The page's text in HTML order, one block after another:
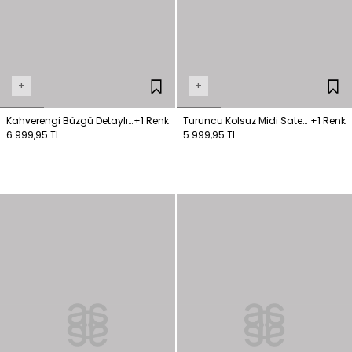
+
Kahverengi Büzgü Detaylı
Elbise
+1 Renk
6.999,95 TL
+
Turuncu Kolsuz Midi Saten
Elbise
+1 Renk
5.999,95 TL